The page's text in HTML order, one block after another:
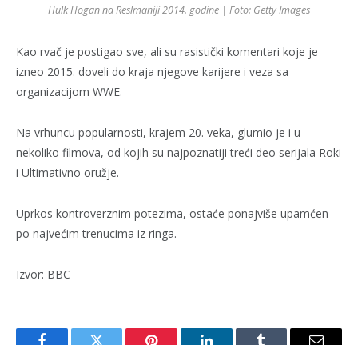
Hulk Hogan na Reslmaniji 2014. godine | Foto: Getty Images
Kao rvač je postigao sve, ali su rasistički komentari koje je
izneo 2015. doveli do kraja njegove karijere i veza sa
organizacijom WWE.
Na vrhuncu popularnosti, krajem 20. veka, glumio je i u
nekoliko filmova, od kojih su najpoznatiji treći deo serijala Roki
i Ultimativno oružje.
Uprkos kontroverznim potezima, ostaće ponajviše upamćen
po najvećim trenucima iz ringa.
Izvor: BBC